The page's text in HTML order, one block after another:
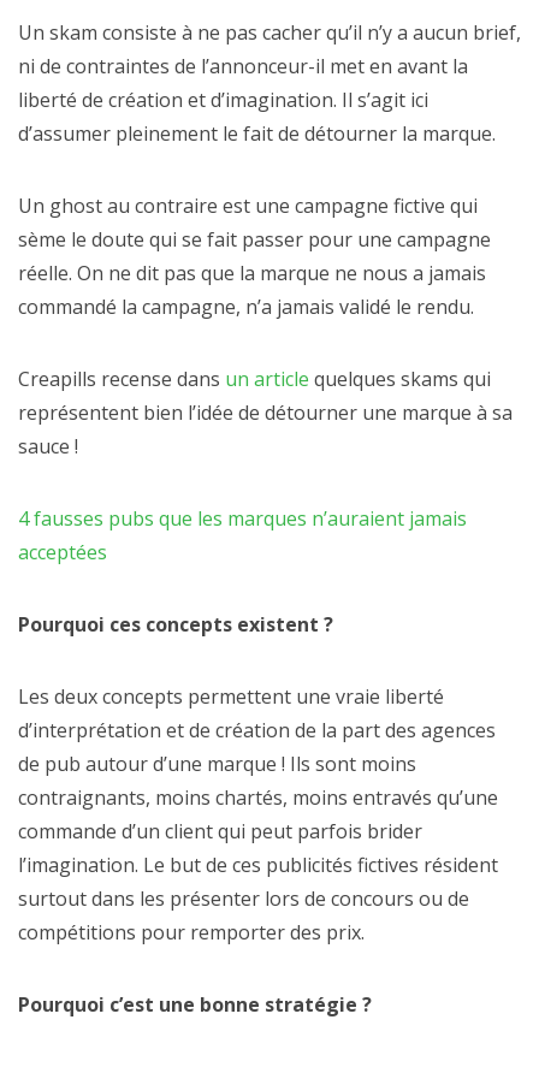
Un skam consiste à ne pas cacher qu’il n’y a aucun brief,
ni de contraintes de l’annonceur-il met en avant la
liberté de création et d’imagination. Il s’agit ici
d’assumer pleinement le fait de détourner la marque.
Un ghost au contraire est une campagne fictive qui
sème le doute qui se fait passer pour une campagne
réelle. On ne dit pas que la marque ne nous a jamais
commandé la campagne, n’a jamais validé le rendu.
Creapills recense dans un article quelques skams qui
représentent bien l’idée de détourner une marque à sa
sauce !
4 fausses pubs que les marques n’auraient jamais
acceptées
Pourquoi ces concepts existent ?
Les deux concepts permettent une vraie liberté
d’interprétation et de création de la part des agences
de pub autour d’une marque ! Ils sont moins
contraignants, moins chartés, moins entravés qu’une
commande d’un client qui peut parfois brider
l’imagination. Le but de ces publicités fictives résident
surtout dans les présenter lors de concours ou de
compétitions pour remporter des prix.
Pourquoi c’est une bonne stratégie ?